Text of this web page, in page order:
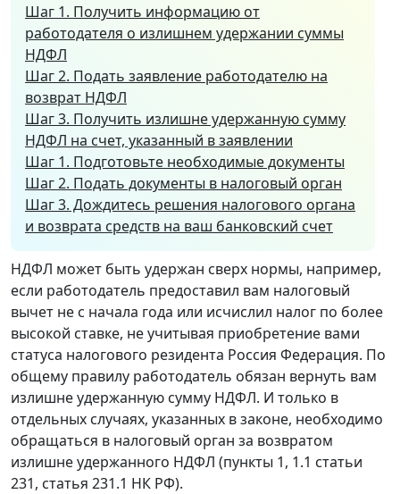
Шаг 1. Получить информацию от
работодателя о излишнем удержании суммы
НДФЛ
Шаг 2. Подать заявление работодателю на
возврат НДФЛ
Шаг 3. Получить излишне удержанную сумму
НДФЛ на счет, указанный в заявлении
Шаг 1. Подготовьте необходимые документы
Шаг 2. Подать документы в налоговый орган
Шаг 3. Дождитесь решения налогового органа
и возврата средств на ваш банковский счет
НДФЛ может быть удержан сверх нормы, например,
если работодатель предоставил вам налоговый
вычет не с начала года или исчислил налог по более
высокой ставке, не учитывая приобретение вами
статуса налогового резидента Россия Федерация. По
общему правилу работодатель обязан вернуть вам
излишне удержанную сумму НДФЛ. И только в
отдельных случаях, указанных в законе, необходимо
обращаться в налоговый орган за возвратом
излишне удержанного НДФЛ (пункты 1, 1.1 статьи
231, статья 231.1 НК РФ).